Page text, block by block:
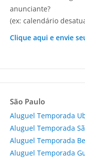
anunciante?
(ex: calendário
Clique aqui e envie
São Paulo
Aluguel Temporada
Aluguel Temporada
Aluguel Temporada
Aluguel Temporada